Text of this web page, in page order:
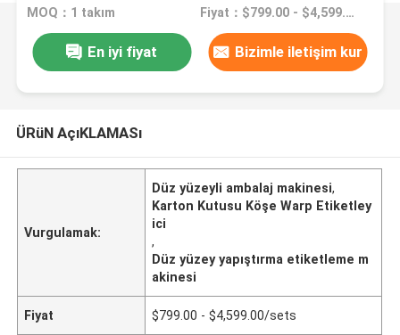
MOQ：1 takım Fiyat：$799.00 - $4,599.00/sets
En iyi fiyat Bizimle iletişim kur
ÜRüN AçıKLAMASı
Vurgulamak:
Düz yüzeyli ambalaj makinesi,
Karton Kutusu Köşe Warp Etiketley
ici
,
Düz yüzey yapıştırma etiketleme m
akinesi
Fiyat $799.00 - $4,599.00/sets